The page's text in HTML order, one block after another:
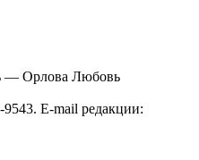
— Орлова Любовь
E-mail редакции: